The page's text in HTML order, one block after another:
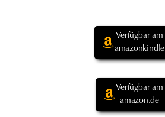
Verfügbar am
amazonkindle
Verfügbar am
amazon.de